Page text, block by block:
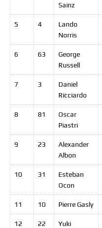
Sainz
5 4
Lando
Norris
6 63
George
Russell
7 3
Daniel
Ricciardo
8 81
Oscar
Piastri
9 23
Alexander
Albon
10 31
Esteban
Ocon
11 10 PierreGasly
12 22
Yuki